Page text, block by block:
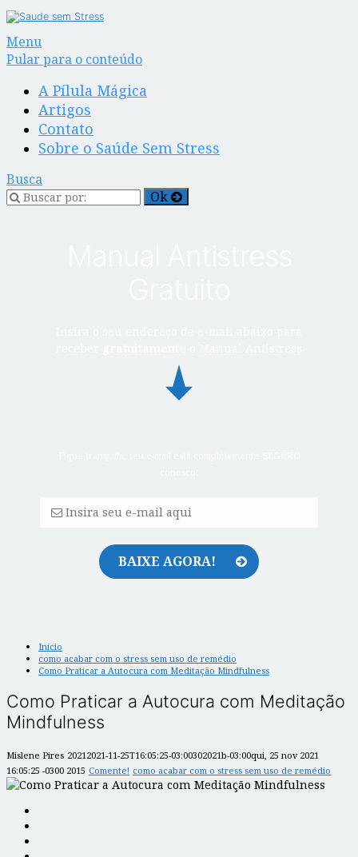
Alternar
navegação
Menu
Pular para o conteúdo
A Pílula Mágica
Artigos
Contato
Sobre o Saúde Sem Stress
Busca
Início
como acabar com o stress sem uso de remédio
Como Praticar a Autocura com Meditação Mindfulness
Como Praticar a Autocura com Meditação
Mindfulness
Mislene Pires 20212021-11-25T16:05:25-03:00302021b-03:00qui, 25 nov 2021
16:05:25 -0300 2015 Comente! como acabar com o stress sem uso de remédio